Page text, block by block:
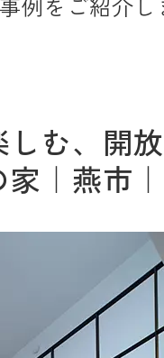
例をご紹介し
しむ、開
｜燕市